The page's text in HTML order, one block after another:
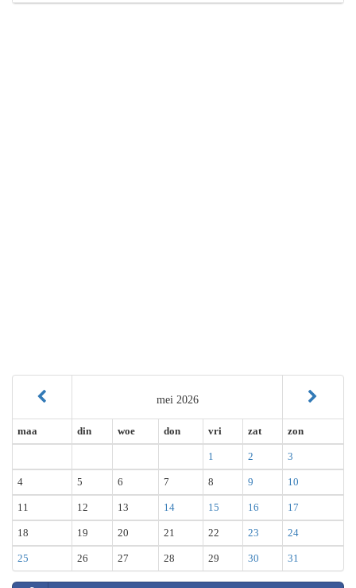
mei 2026
maa din woe don vri zat zon
1 2 3
4 5 6 7 8 9 10
11 12 13 14 15 16 17
18 19 20 21 22 23 24
25 26 27 28 29 30 31